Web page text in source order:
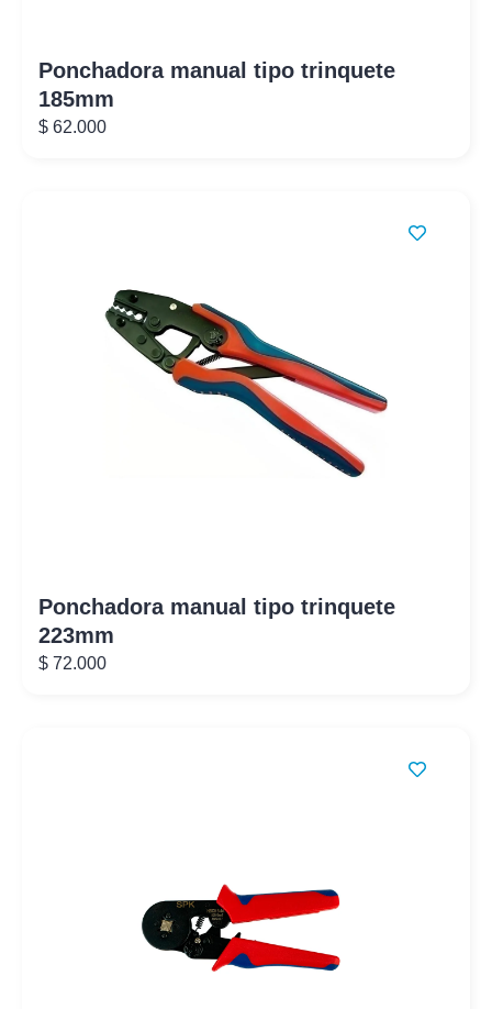
Ponchadora manual tipo trinquete
185mm
$ 62.000
Ponchadora manual tipo trinquete
223mm
$ 72.000